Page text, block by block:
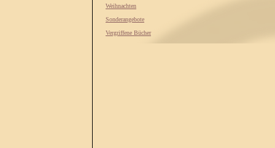
Weihnachten
Sonderangebote
Vergriffene Bücher